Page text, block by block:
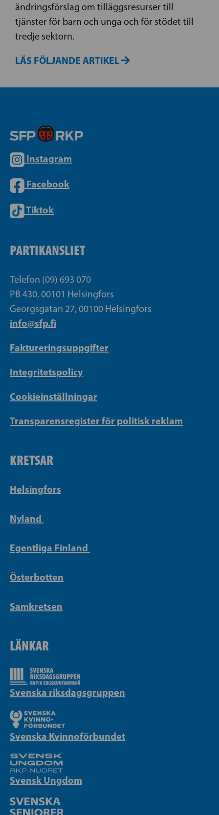
ändringsförslag om tilläggsresurser till
tjänster för barn och unga och för stödet till
tredje sektorn.
LÄS FÖLJANDE ARTIKEL
Instagram
Facebook
Tiktok
PARTIKANSLIET
Telefon (09) 693 070
PB 430, 00101 Helsingfors
Georgsgatan 27, 00100 Helsingfors
info@sfp.fi
Faktureringsuppgifter
Integritetspolicy
Cookieinställningar
Transparensregister för politisk reklam
KRETSAR
Helsingfors
Nyland
Egentliga Finland
Österbotten
Samkretsen
LÄNKAR
Svenska riksdagsgruppen
Svenska Kvinnoförbundet
Svensk Ungdom